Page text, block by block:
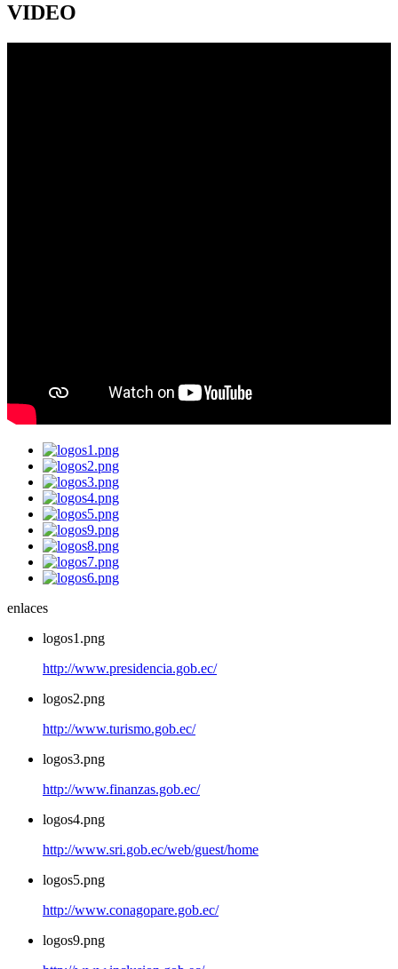
VIDEO
enlaces
logos1.png
http://www.presidencia.gob.ec/
logos2.png
http://www.turismo.gob.ec/
logos3.png
http://www.finanzas.gob.ec/
logos4.png
http://www.sri.gob.ec/web/guest/home
logos5.png
http://www.conagopare.gob.ec/
logos9.png